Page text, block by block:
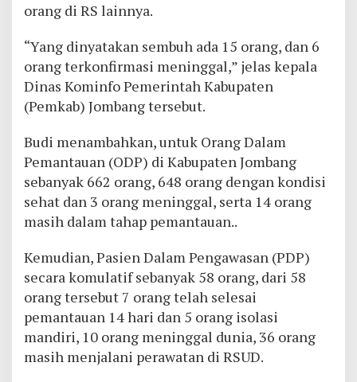
orang di RS lainnya.
“Yang dinyatakan sembuh ada 15 orang, dan 6
orang terkonfirmasi meninggal,” jelas kepala
Dinas Kominfo Pemerintah Kabupaten
(Pemkab) Jombang tersebut.
Budi menambahkan, untuk Orang Dalam
Pemantauan (ODP) di Kabupaten Jombang
sebanyak 662 orang, 648 orang dengan kondisi
sehat dan 3 orang meninggal, serta 14 orang
masih dalam tahap pemantauan..
Kemudian, Pasien Dalam Pengawasan (PDP)
secara komulatif sebanyak 58 orang, dari 58
orang tersebut 7 orang telah selesai
pemantauan 14 hari dan 5 orang isolasi
mandiri, 10 orang meninggal dunia, 36 orang
masih menjalani perawatan di RSUD.